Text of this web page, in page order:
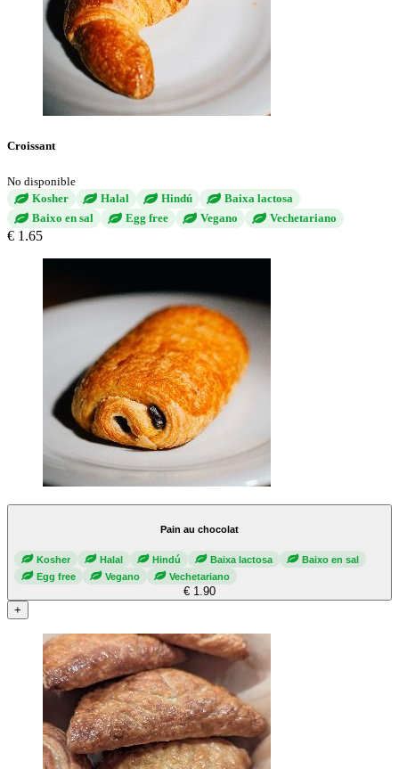
Croissant
No disponible
Kosher
Halal Hindú
Baixa lactosa
Baixo en sal
Egg free Vegano Vechetariano
€ 1.65
Pain au chocolat
Kosher Halal Hindú Baixa lactosa
Baixo en sal
Egg free
Vegano Vechetariano
€ 1.90
+